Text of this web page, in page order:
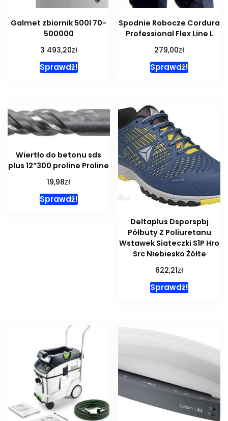
Galmet zbiornik 500l 70-
500000
3 493,20zł
Sprawdź!
Spodnie Robocze Cordura
Professional Flex Line L
279,00zł
Sprawdź!
Wiertło do betonu sds
plus 12*300 proline Proline
19,98zł
Sprawdź!
Deltaplus Dsporspbj
Półbuty Z Poliuretanu
Wstawek Siateczki S1P Hro
Src Niebiesko Żółte
622,21zł
Sprawdź!